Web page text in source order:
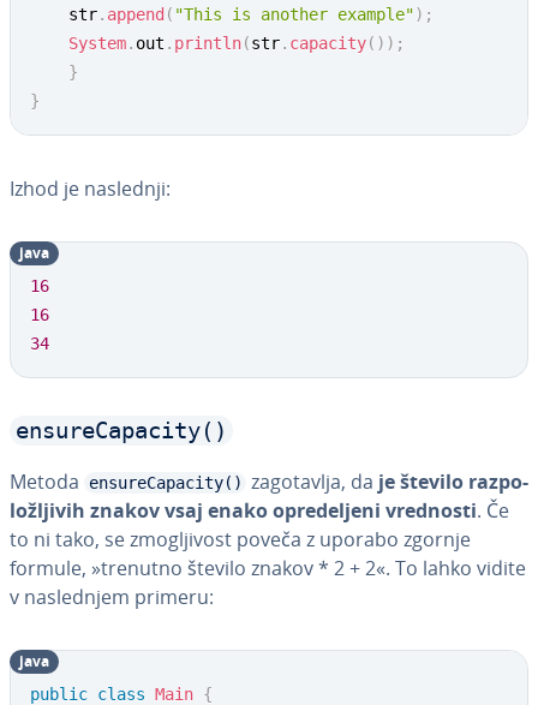
	str
. append ( "This is another example") ;
System. out . println(str. capacity( ) ) ;
}
}
Izhod je naslednji:
16
16
34
java
ensureCapacity()
Metoda ensureCapacity() za­go­ta­vlja, da je število raz­po­
lo­žlji­vih znakov vsaj enako opre­de­lje­ni vrednosti. Če
to ni tako, se zmo­glji­vost poveča z uporabo zgornje
formule, »trenutno število znakov * 2 + 2«. To lahko vidite
v na­sle­dnjem primeru:
public class Main {
java